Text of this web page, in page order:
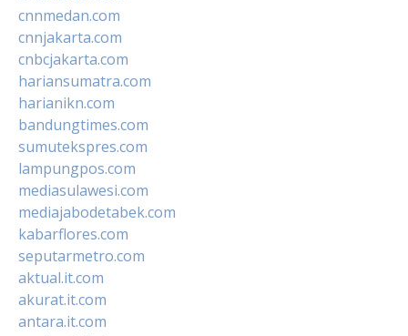
cnnmedan.com
cnnjakarta.com
cnbcjakarta.com
hariansumatra.com
harianikn.com
bandungtimes.com
sumutekspres.com
lampungpos.com
mediasulawesi.com
mediajabodetabek.com
kabarflores.com
seputarmetro.com
aktual.it.com
akurat.it.com
antara.it.com